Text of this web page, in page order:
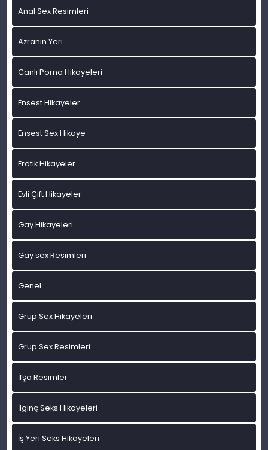
Anal Sex Resimleri
Azranın Yeri
Canlı Porno Hikayeleri
Ensest Hikayeler
Ensest Sex Hikaye
Erotik Hikayeler
Evli Çift Hikayeler
Gay Hikayeleri
Gay sex Resimleri
Genel
Grup Sex Hikayeleri
Grup Sex Resimleri
İfşa Resimler
İlginç Seks Hikayeleri
İş Yeri Seks Hikayeleri